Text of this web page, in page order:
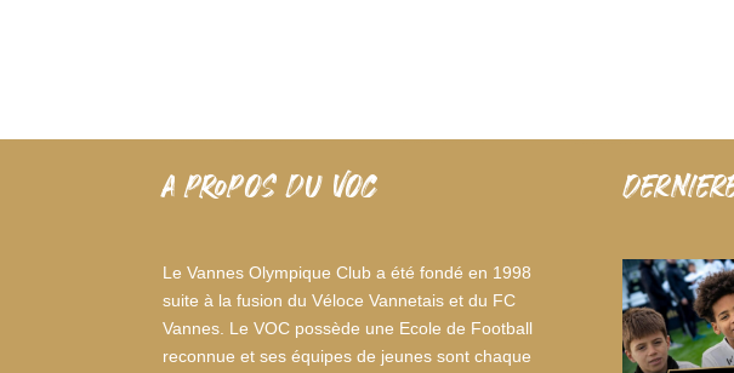
A PROPOS DU VOC
Le Vannes Olympique Club a été fondé en 1998
suite à la fusion du Véloce Vannetais et du FC
Vannes. Le VOC possède une Ecole de Football
reconnue et ses équipes de jeunes sont chaque